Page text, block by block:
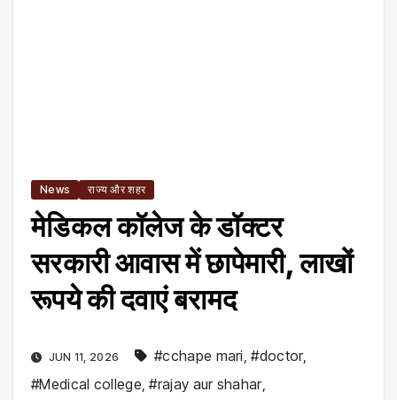
News राज्य और शहर
मेडिकल कॉलेज के डॉक्टर
सरकारी आवास में छापेमारी, लाखों
रूपये की दवाएं बरामद
JUN 11, 2026 #cchape mari ,#doctor,
#Medical college ,#rajay aur shahar,